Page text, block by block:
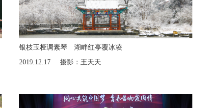
银枝玉桠调素琴 湖畔红亭覆冰凌
2019.12.17
摄影：王天天